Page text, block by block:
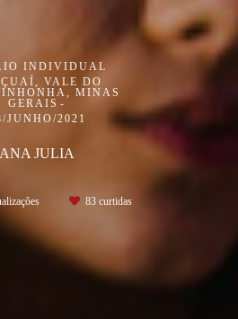
INDIVIDUAL
VALE DO
MINAS
GERAIS
JUNHO/2021
ANA JULIA
83 curtidas